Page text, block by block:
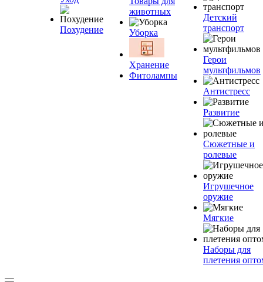
Похудение
животных
Уборка
Хранение
Фитолампы
Детский
транспорт
Герои
мультфильмов
Антистресс
Развитие
Сюжетные и
ролевые
Игрушечное
оружие
Мягкие
Наборы для
плетения